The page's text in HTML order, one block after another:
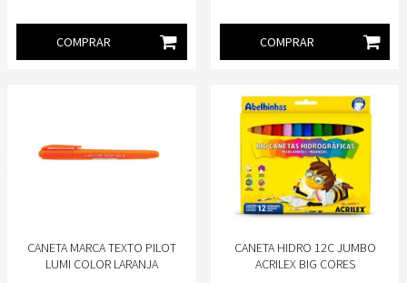
COMPRAR COMPRAR
CANETA MARCA TEXTO PILOT
LUMI COLOR LARANJA
CANETA HIDRO 12C JUMBO
ACRILEX BIG CORES